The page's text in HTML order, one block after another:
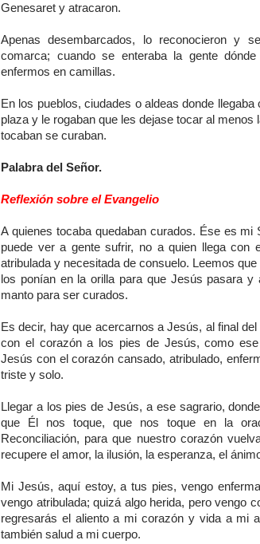
Genesaret y atracaron.
Apenas desembarcados, lo reconocieron y
comarca; cuando se enteraba la gente
enfermos en camillas.
En los pueblos, ciudades o aldeas donde
plaza y le rogaban que les dejase tocar al menos
tocaban se curaban.
Palabra del Señor.
Reflexión sobre el Evangelio
A quienes tocaba quedaban curados. Ése es mi
puede ver a gente sufrir, no a quien llega con
atribulada y necesitada de consuelo. Leemos
los ponían en la orilla para que Jesús pasara y
manto para ser curados.
Es decir, hay que acercarnos a Jesús, al final
con el corazón a los pies de Jesús, como
Jesús con el corazón cansado, atribulado,
triste y solo.
Llegar a los pies de Jesús, a ese sagrario,
que Él nos toque, que nos toque en la
Reconciliación, para que nuestro corazón
recupere el amor, la ilusión, la esperanza, el
Mi Jesús, aquí estoy, a tus pies, vengo
vengo atribulada; quizá algo herida, pero vengo
regresarás el aliento a mi corazón y vida a mi
también salud a mi cuerpo.